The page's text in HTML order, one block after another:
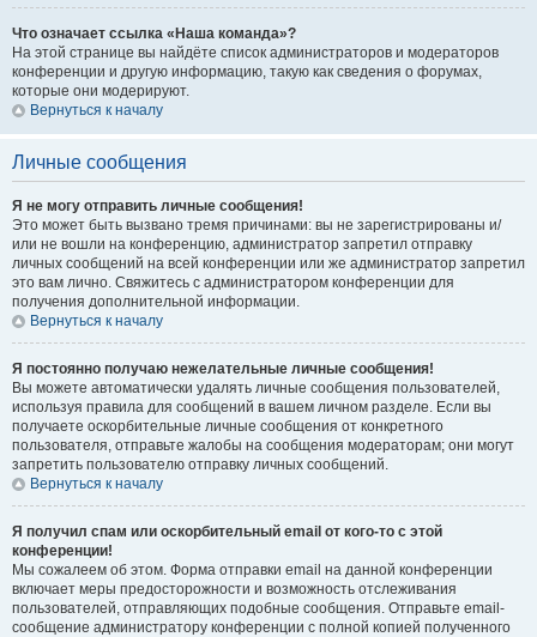
Что означает ссылка «Наша команда»?
На этой странице вы найдёте список администраторов и модераторов
конференции и другую информацию, такую как сведения о форумах,
которые они модерируют.
Вернуться к началу
Личные сообщения
Я не могу отправить личные сообщения!
Это может быть вызвано тремя причинами: вы не зарегистрированы и/
или не вошли на конференцию, администратор запретил отправку
личных сообщений на всей конференции или же администратор запретил
это вам лично. Свяжитесь с администратором конференции для
получения дополнительной информации.
Вернуться к началу
Я постоянно получаю нежелательные личные сообщения!
Вы можете автоматически удалять личные сообщения пользователей,
используя правила для сообщений в вашем личном разделе. Если вы
получаете оскорбительные личные сообщения от конкретного
пользователя, отправьте жалобы на сообщения модераторам; они могут
запретить пользователю отправку личных сообщений.
Вернуться к началу
Я получил спам или оскорбительный email от кого-то с этой
конференции!
Мы сожалеем об этом. Форма отправки email на данной конференции
включает меры предосторожности и возможность отслеживания
пользователей, отправляющих подобные сообщения. Отправьте email-
сообщение администратору конференции с полной копией полученного